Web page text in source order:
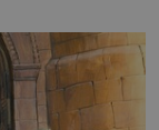
a k tomu